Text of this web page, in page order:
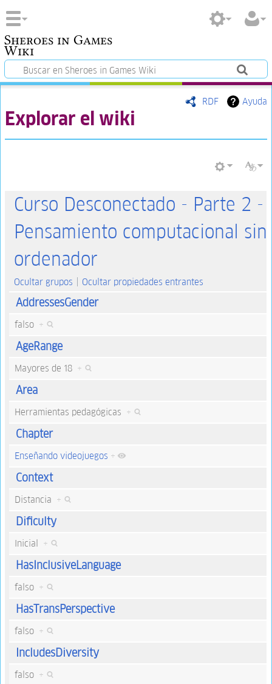
Sheroes in Games
Wiki
RDF Ayuda
Explorar el wiki
Curso Desconectado - Parte 2 -
Pensamiento computacional sin
ordenador
Ocultar grupos Ocultar propiedades entrantes
AddressesGender
falso +
AgeRange
Mayores de 18 +
Area
Herramientas pedagógicas +
Chapter
Enseñando videojuegos +
Context
Distancia +
Dificulty
Inicial +
HasInclusiveLanguage
falso +
HasTransPerspective
falso +
IncludesDiversity
falso +